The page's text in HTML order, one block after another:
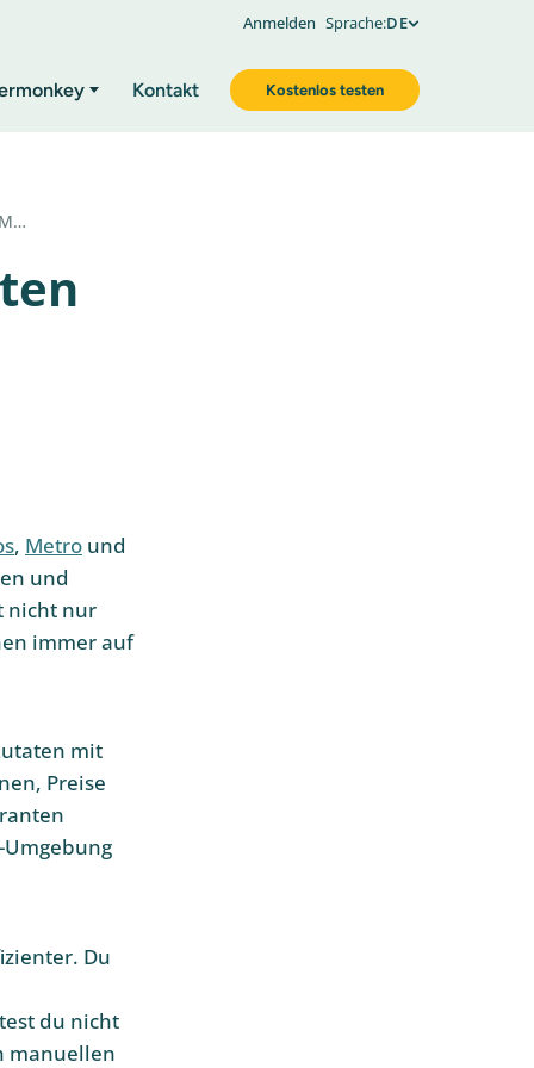
Anmelden Sprache:DE
Kontakt Kostenlos testen
, Metro und
und
nicht nur
immer auf
mit
Preise
Du
du nicht
manuellen